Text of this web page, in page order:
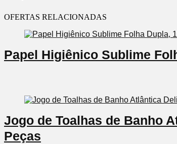
OFERTAS RELACIONADAS
Papel Higiênico Sublime
Jogo de Toalhas de Banho
Peças